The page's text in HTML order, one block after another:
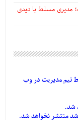
مدیری مسلط با دیدی
تیم مدیریت در وب
شد.
منتشر نخواهد شد.